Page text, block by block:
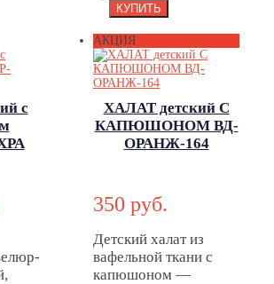
с
АКЦИЯ
ХАЛАТ детский С
КАПЮШОНОМ ВД-
ОРАНЖ-164
КАПЮШОНОМ
350 руб.
Детский халат из
вафельной ткани с
капюшоном —